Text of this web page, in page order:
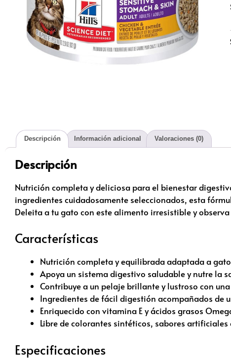
Descripción Información adicional Valoraciones (0)
Descripción
Nutrición completa y deliciosa para el bienestar
ingredientes cuidadosamente seleccionados, esta
Deleita a tu gato con este alimento irresistible y
Características
Nutrición completa y equilibrada adaptada a
Apoya un sistema digestivo saludable y nutre la
Contribuye a un pelaje brillante y lustroso con
Ingredientes de fácil digestión acompañados de
Enriquecido con vitamina E y ácidos grasos
Libre de colorantes sintéticos, sabores
Especificaciones